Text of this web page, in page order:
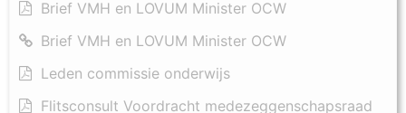
Brief VMH en LOVUM Minister OCW
Brief VMH en LOVUM Minister OCW
Leden commissie onderwijs
Flitsconsult Voordracht medezeggenschapsraad